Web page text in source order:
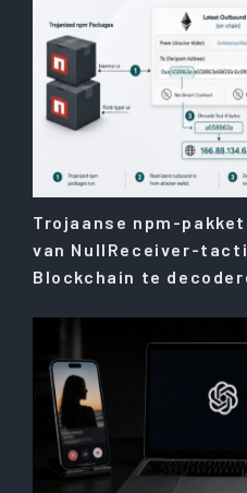
Trojaanse npm-
van NullReceiver-
Blockchain te